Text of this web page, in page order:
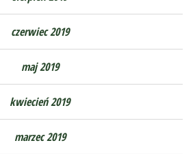
czerwiec 2019
maj 2019
kwiecień 2019
marzec 2019